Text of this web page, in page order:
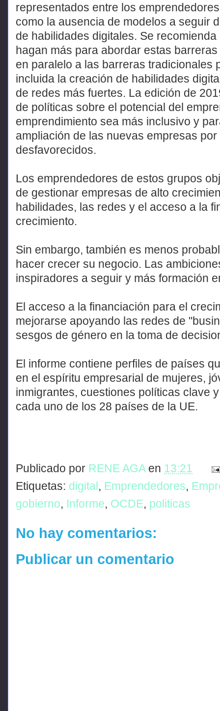
representados entre los
como la ausencia de modelos a seguir
de habilidades digitales. Se
hagan más para abordar estas
en paralelo a las barreras tradicionales
incluida la creación de habilidades
de redes más fuertes. La edición de
de políticas sobre el potencial del
emprendimiento sea más inclusivo y
ampliación de las nuevas empresas
desfavorecidos.
Los emprendedores de estos grupos
de gestionar empresas de alto
habilidades, las redes y el acceso a la
crecimiento.
Sin embargo, también es menos
hacer crecer su negocio. Las
inspiradores a seguir y más formación
El acceso a la financiación para el
mejorarse apoyando las redes de
sesgos de género en la toma de
El informe contiene perfiles de países
en el espíritu empresarial de mujeres,
inmigrantes, cuestiones políticas clave
cada uno de los 28 países de la UE.
Publicado por RENE AGA en 13:21
Etiquetas: digital , Emprendedores,
gobierno, Informe, OCDE, politicas
No hay comentarios:
Publicar un comentario